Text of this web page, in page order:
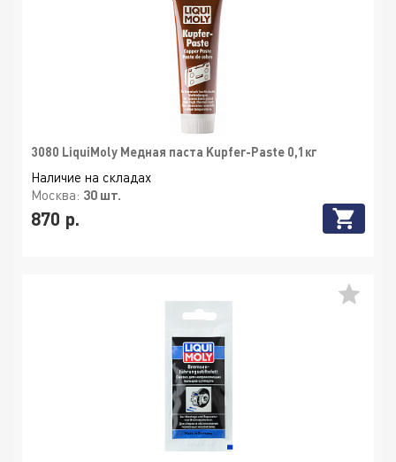
3080 LiquiMoly Медная паста Kupfer-Paste 0,1кг
Наличие на складах
Москва: 30 шт.
870 р.